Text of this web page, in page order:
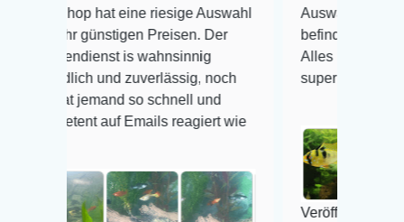
hat eine riesige Auswahl
Preisen. Der
is wahnsinnig
und zuverlässig, noch
so schnell und
auf Emails reagiert wie
Auswahl plus
befinden der Fische
Alles ist quick lebendig und
super Zustand. Gerne
Veröffentlicht auf Google